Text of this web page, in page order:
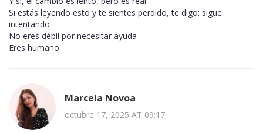
Si estás leyendo esto y te sientes perdido, te digo: sigue
intentando
No eres débil por necesitar ayuda
Eres humano
Marcela Novoa
octubre 17, 2025 AT 09:17